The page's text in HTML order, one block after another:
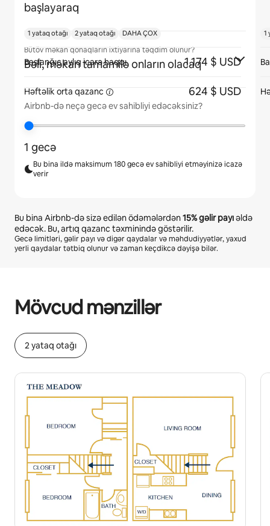
başlayaraq
Bütöv məkan qonaqların ixtiyarına təqdim olunur?
Bəli, məkan tamamilə onların olacaq
Airbnb-də neçə gecə ev sahibliyi edəcəksiniz?
1 gecə
Bu bina ildə maksimum 180 gecə ev sahibliyi etməyinizə icazə
verir
Bu bina Airbnb-də sizə edilən ödəmələrdən15%gəlir payıəldə
edəcək. Bu, artıq qazanc təxminində göstərilir.
Gecə limitləri, gəlir payı və digər qaydalar və məhdudiyyətlər, yaxud
yerli qaydalar tətbiq olunur və zaman keçdikcə dəyişə bilər.
Mövcud mənzillər
2 yataq otağı
1 yataq otağı 2 yataq otağı DAHA ÇOX
Başlanğıc aylıq icarə haqqı 1.174 $ USD
Həftəlik orta qazanc 624 $ USD
1